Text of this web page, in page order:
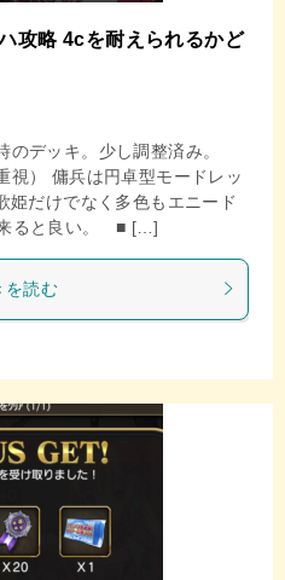
攻略 4cを耐えられるかど
ッキ。少し調整済み。
視） 傭兵は円卓型モードレッ
姫だけでなく多色もエニード
来ると良い。 ■ […]
を読む